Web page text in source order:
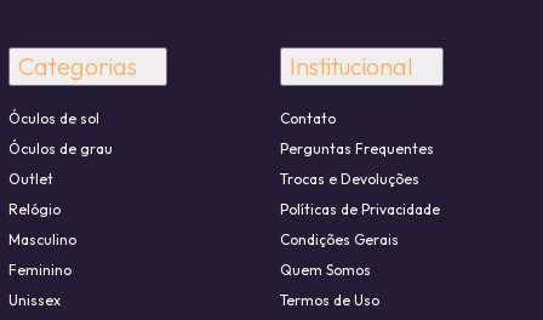
Categorias
Óculos de sol
Óculos de grau
Outlet
Relógio
Masculino
Feminino
Unissex
Institucional
Contato
Perguntas Frequentes
Trocas e Devoluções
Políticas de Privacidade
Condições Gerais
Quem Somos
Termos de Uso